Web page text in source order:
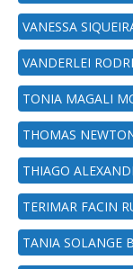
VANESSA
VANDERLEI
TONIA MAGALI
THOMAS
THIAGO
TERIMAR FACIN
TANIA SOLANGE